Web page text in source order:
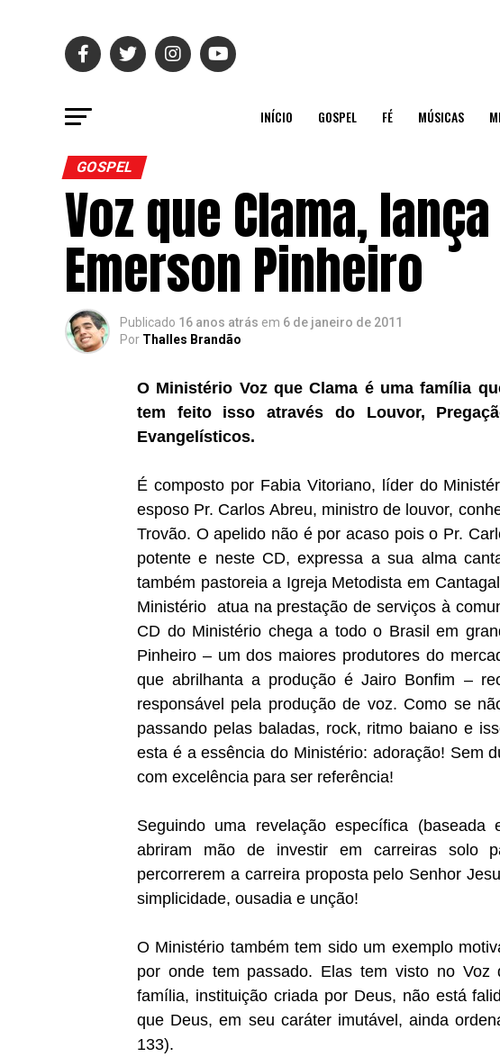
INÍCIO GOSPEL FÉ MÚSICAS
GOSPEL
Voz que Clama,
Emerson Pinheiro
Publicado 16 anos atrás em 6 de janeiro de 2011
Por Thalles Brandão
O Ministério Voz que Clama é uma família
tem feito isso através do Louvor,
Evangelísticos.
É composto por Fabia Vitoriano, líder do
esposo Pr. Carlos Abreu, ministro de louvor,
Trovão. O apelido não é por acaso pois o Pr.
potente e neste CD, expressa a sua alma
também pastoreia a Igreja Metodista em
Ministério atua na prestação de serviços à
CD do Ministério chega a todo o Brasil em
Pinheiro – um dos maiores produtores do
que abrilhanta a produção é Jairo Bonfim –
responsável pela produção de voz. Como se
passando pelas baladas, rock, ritmo baiano e
esta é a essência do Ministério: adoração! Sem
com excelência para ser referência!
Seguindo uma revelação específica (baseada
abriram mão de investir em carreiras solo
percorrerem a carreira proposta pelo Senhor
simplicidade, ousadia e unção!
O Ministério também tem sido um exemplo
por onde tem passado. Elas tem visto no
família, instituição criada por Deus, não está
que Deus, em seu caráter imutável, ainda
133).